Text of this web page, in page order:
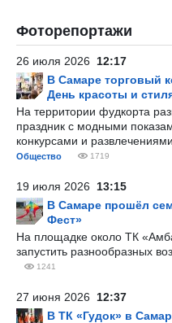
Фоторепортажи
26 июля 2026 12:17
В Самаре торговый
День красоты и
На территории фудкорта
праздник с модными
конкурсами и
Общество 1719
19 июля 2026 13:15
В Самаре прошёл
Фест»
На площадке около ТК
запустить разнообразных
1241
27 июня 2026 12:37
В ТК «Гудок» в